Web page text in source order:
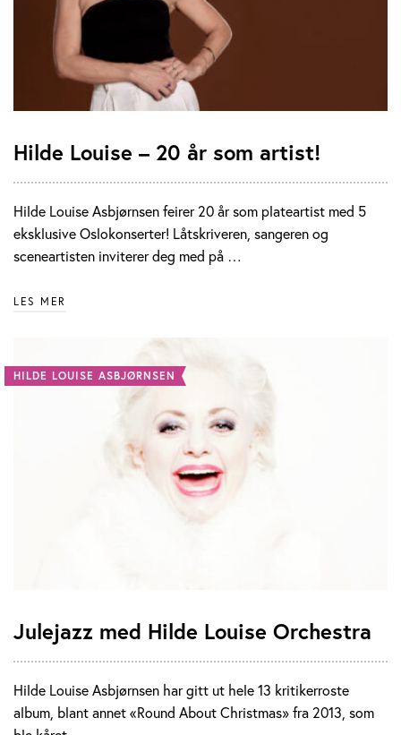
Hilde Louise – 20 år som artist!
Hilde Louise Asbjørnsen feirer 20 år som plateartist med 5
eksklusive Oslokonserter! Låtskriveren, sangeren og
sceneartisten inviterer deg med på …
LES MER
HILDE LOUISE ASBJØRNSEN
Julejazz med Hilde Louise Orchestra
Hilde Louise Asbjørnsen har gitt ut hele 13 kritikerroste
album, blant annet «Round About Christmas» fra 2013, som